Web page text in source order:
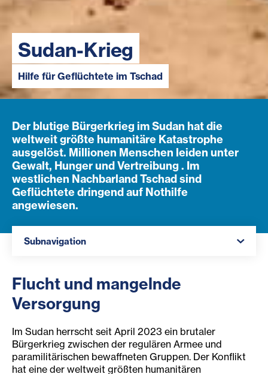
Sudan-Krieg
Hilfe für Geflüchtete im Tschad
Der blutige Bürgerkrieg im Sudan hat die
weltweit größte humanitäre Katastrophe
ausgelöst. Millionen Menschen leiden unter
Gewalt, Hunger und Vertreibung . Im
westlichen Nachbarland Tschad sind
Geflüchtete dringend auf Nothilfe
angewiesen.
Subnavigation
Flucht und mangelnde
Versorgung
Im Sudan herrscht seit April 2023 ein brutaler
Bürgerkrieg zwischen der regulären Armee und
paramilitärischen bewaffneten Gruppen. Der Konflikt
hat eine der weltweit größten humanitären